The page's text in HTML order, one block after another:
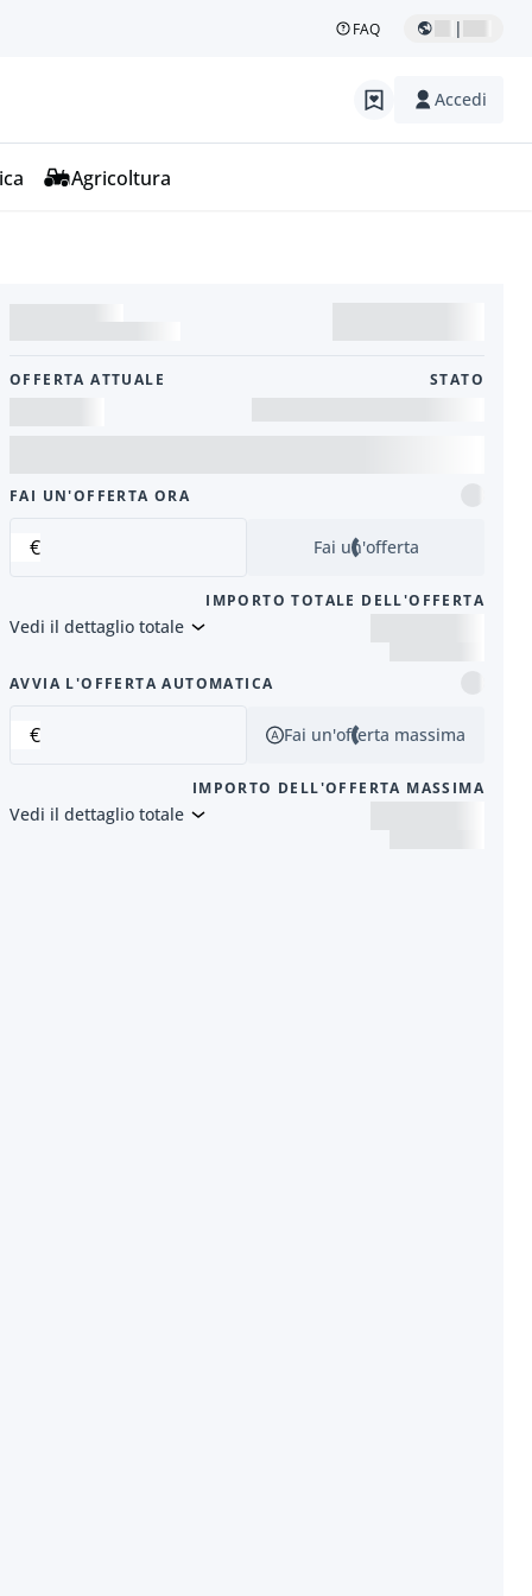
FAQ |
Accedi
Agricoltura
OFFERTA ATTUALE STATO
FAI UN'OFFERTA ORA
€ Fai un'offerta
IMPORTO TOTALE DELL'OFFERTA
Vedi il dettaglio totale
AVVIA L'OFFERTA AUTOMATICA
€ Fai un'offerta massima
IMPORTO DELL'OFFERTA MASSIMA
Vedi il dettaglio totale